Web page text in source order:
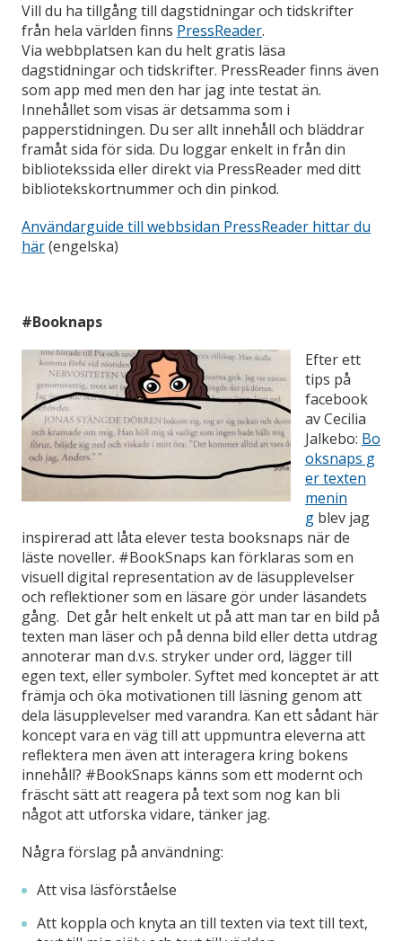
Vill du ha tillgång till dagstidningar och tidskrifter
från hela världen finns PressReader.
Via webbplatsen kan du helt gratis läsa
dagstidningar och tidskrifter. PressReader finns även
som app med men den har jag inte testat än.
Innehållet som visas är detsamma som i
papperstidningen. Du ser allt innehåll och bläddrar
framåt sida för sida. Du loggar enkelt in från din
bibliotekssida eller direkt via PressReader med ditt
bibliotekskortnummer och din pinkod.
Användarguide till webbsidan PressReader hittar du
här(engelska)
#Booknaps
Efter ett
tips på
facebook
av Cecilia
Jalkebo: Bo
oksnaps g
er texten
menin
g blev jag
inspirerad att låta elever testa booksnaps när de
läste noveller. #BookSnaps kan förklaras som en
visuell digital representation av de läsupplevelser
och reflektioner som en läsare gör under läsandets
gång. Det går helt enkelt ut på att man tar en bild på
texten man läser och på denna bild eller detta utdrag
annoterar man d.v.s. stryker under ord, lägger till
egen text, eller symboler. Syftet med konceptet är att
främja och öka motivationen till läsning genom att
dela läsupplevelser med varandra. Kan ett sådant här
koncept vara en väg till att uppmuntra eleverna att
reflektera men även att interagera kring bokens
innehåll? #BookSnaps känns som ett modernt och
fräscht sätt att reagera på text som nog kan bli
något att utforska vidare, tänker jag.
Några förslag på användning:
Att visa läsförståelse
Att koppla och knyta an till texten via text till text,